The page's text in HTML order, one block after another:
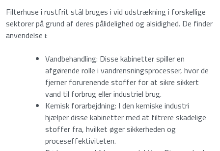
mail
Anti-spam(Påkrævet)
Indtast et nummer fra13til15.
Download
Filterhuse i rustfrit stål bruges i vid udstrækning i forskellige
sektorer på grund af deres pålidelighed og alsidighed. De finder
anvendelse i:
Vandbehandling: Disse kabinetter spiller en
afgørende rolle i vandrensningsprocesser, hvor de
fjerner forurenende stoffer for at sikre sikkert
vand til forbrug eller industriel brug.
Kemisk forarbejdning: I den kemiske industri
hjælper disse kabinetter med at filtrere skadelige
stoffer fra, hvilket øger sikkerheden og
proceseffektiviteten.